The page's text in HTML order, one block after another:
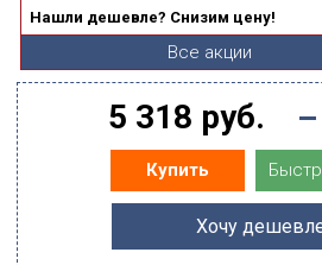
Нашли дешевле? Снизим цену!
Все акции
5 318 руб.
Купить
Хочу